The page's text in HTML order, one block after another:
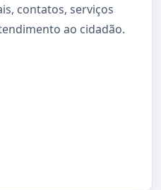
contatos, serviços
ao cidadão.